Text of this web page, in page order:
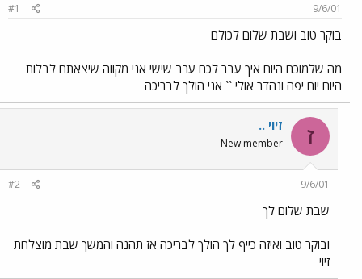
ש
א
ר
9/6/01
#1
בוקר טוב ושבת שלום לכולם
מה שלמוכם היום איך עבר לכם ערב שישי אני מקווה שיצאתם לבלות
היום יום יפה ונהדר אולי `` אני הולך לבריכה
ז זיוי ..
New member
9/6/01
#2
שבת שלום לך
ובוקר טוב ואיזה כייף לך הולך לבריכה אז תהנה והמשך שבת מוצלחת
זיוי